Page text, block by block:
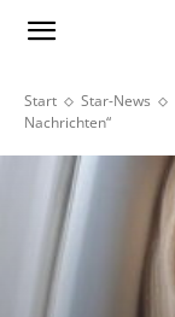
Start Star-News
Nachrichten“